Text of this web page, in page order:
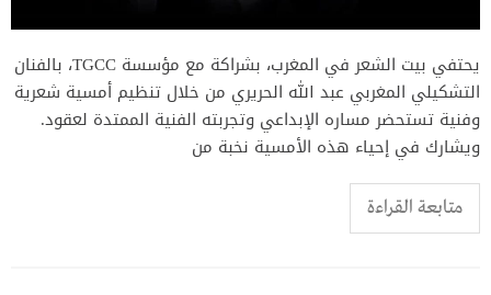
يحتفي بيت الشعر في المغرب، بشراكة مع مؤسسة TGCC، بالفنان
التشكيلي المغربي عبد الله الحريري من خلال تنظيم أمسية شعرية
وفنية تستحضر مساره الإبداعي وتجربته الفنية الممتدة لعقود.
ويشارك في إحياء هذه الأمسية نخبة من
متابعة القراءة